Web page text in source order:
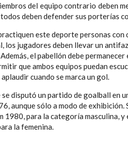
del equipo contrario deben
deben defender sus porterías
este deporte personas con
los jugadores deben llevar un
el pabellón debe
que ambos equipos puedan
cuando se marca un gol.
se disputó un partido de goalball en
aunque sólo a modo de exhibición.
1980, para la categoría masculina, y
la femenina.